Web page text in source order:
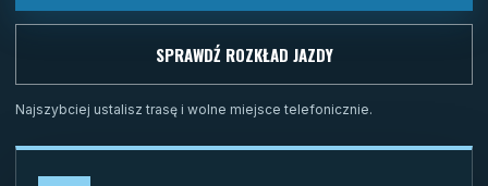
SPRAWDŹ ROZKŁAD JAZDY
Najszybciej ustalisz trasę i wolne miejsce telefonicznie.